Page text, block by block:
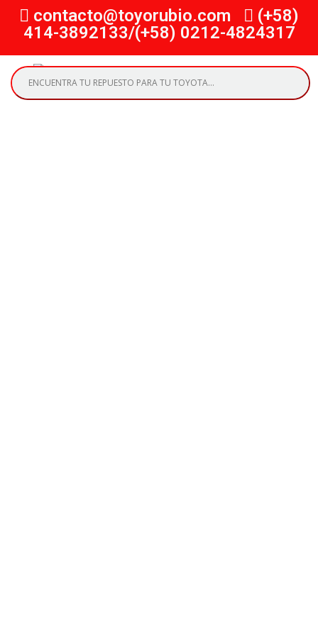
contacto@toyorubio.com
(+58)
414-3892133/(+58) 0212-4824317